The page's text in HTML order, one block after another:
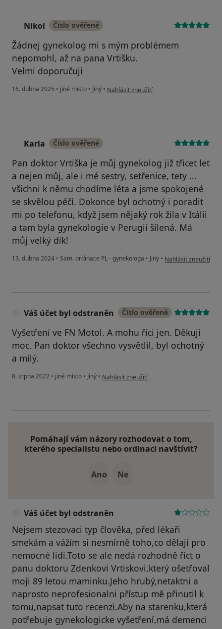
Nikol Číslo ověřené
Žádnej gynekolog mi s mým problémem
nepomohl, až na pana Vrtišku.
Velmi doporučuji
16. dubna 2025 • jiné místo • Jiný • podle názoru uživatele Nikol
Nahlásit zneužití
Karla Číslo ověřené
Pan doktor Vrtiška je můj gynekolog již třicet let
a nejen můj, ale i mé sestry, setřenice, tety ...
všichni k němu chodíme léta a jsme spokojené
se skvělou péčí. Dokonce byl ochotný i poradit
mi po telefonu, když jsem nějaký rok žila v Itálii
a tam byla gynekologie v Perugii šílená. Má
můj velký dík!
13. dubna 2024 • Sam. ordinace PL - gynekologa • Jiný • podle názoru
Nahlásit zneužití
Váš účet byl odstraněn Číslo ověřené
Vyšetření ve FN Motol. A mohu říci jen. Děkuji
moc. Pan doktor všechno vysvětlil, byl ochotný
a milý.
8. srpna 2022 • jiné místo • Jiný • podle názoru uživatele Váš účet byl
Nahlásit zneužití
Pomáhají vám názory rozhodovat o tom,
kterého specialistu nebo ordinaci navštívit?
Ano Ne
Váš účet byl odstraněn
Nejsem stezovaci typ člověka, před lékaři
smekám a vážím si nesmírně toho,co dělají pro
nemocné lidi.Toto se ale nedá rozhodně říct o
panu doktoru Zdenkovi Vrtiskovi,který ošetřoval
moji 89 letou maminku.Jeho hrubý,netaktni a
naprosto neprofesionalni přístup mě přinutil k
tomu,napsat tuto recenzi.Aby na starenku,která
potřebuje gynekologicke vyšetření,má demenci